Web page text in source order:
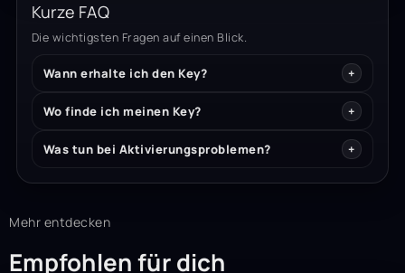
Kurze FAQ
Die wichtigsten Fragen auf einen Blick.
Wann erhalte ich den Key?
Wo finde ich meinen Key?
Was tun bei Aktivierungsproblemen?
Mehr entdecken
Empfohlen für dich